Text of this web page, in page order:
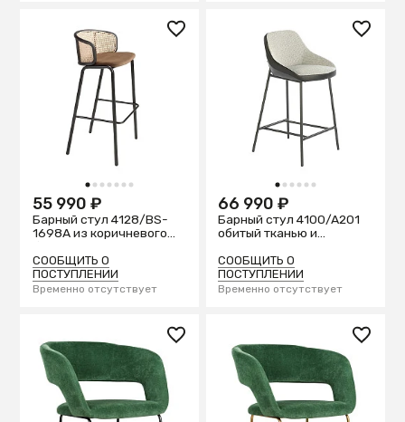
1 2 3 4 5 6 7
55 990 ₽
Барный стул 4128/BS-
1698A из коричневого
СООБЩИТЬ О
ПОСТУПЛЕНИИ
Временно отсутствует
1 2 3 4 5 6
66 990 ₽
Барный стул 4100/A201
обитый тканью и
СООБЩИТЬ О
ПОСТУПЛЕНИИ
Временно отсутствует